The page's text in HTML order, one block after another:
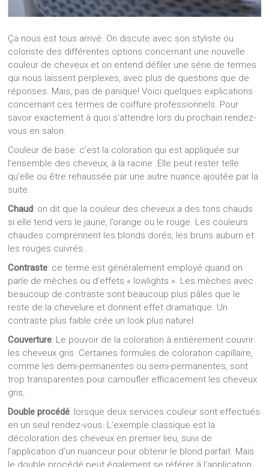
Ça nous est tous arrivé. On discute avec son styliste ou
coloriste des différentes options concernant une nouvelle
couleur de cheveux et on entend défiler une série de termes
qui nous laissent perplexes, avec plus de questions que de
réponses. Mais, pas de panique! Voici quelques explications
concernant ces termes de coiffure professionnels. Pour
savoir exactement à quoi s’attendre lors du prochain rendez-
vous en salon.
Couleur de base: c’est la coloration qui est appliquée sur
l’ensemble des cheveux, à la racine. Elle peut rester telle
qu’elle ou être rehaussée par une autre nuance ajoutée par la
suite.
Chaud: on dit que la couleur des cheveux a des tons chauds
si elle tend vers le jaune, l’orange ou le rouge. Les couleurs
chaudes comprennent les blonds dorés, les bruns auburn et
les rouges cuivrés.
Contraste: ce terme est généralement employé quand on
parle de mèches ou d’effets « lowlights ». Les mèches avec
beaucoup de contraste sont beaucoup plus pâles que le
reste de la chevelure et donnent effet dramatique. Un
contraste plus faible crée un look plus naturel.
Couverture: Le pouvoir de la coloration à entièrement couvrir
les cheveux gris. Certaines formules de coloration capillaire,
comme les demi-permanentes ou semi-permanentes, sont
trop transparentes pour camoufler efficacement les cheveux
gris.
Double procédé: lorsque deux services couleur sont effectués
en un seul rendez-vous. L’exemple classique est la
décoloration des cheveux en premier lieu, suivi de
l’application d’un nuanceur pour obtenir le blond parfait. Mais
le double procédé peut également se référer à l’application